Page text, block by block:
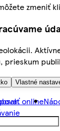
zmeniť
prieskum
Vlastné
online